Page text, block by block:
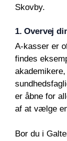
Skovby.
1. Overvej
A-kasser er
findes
er åbne for
af at vælge
Bor du i